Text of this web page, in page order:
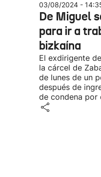
03/08/2024 -
De Miguel
para ir a
bizkaína
El exdirigente
la cárcel de
de lunes de un
después de
de condena por